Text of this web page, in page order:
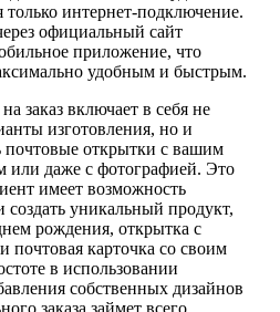
только интернет-подключение.
официальный сайт
приложение, что
удобным и быстрым.
заказ включает в себя не
изготовления, но и
почтовые открытки с вашим
или даже с фотографией. Это
имеет возможность
создать уникальный продукт,
рождения, открытка с
почтовая карточка со своим
в использовании
собственных дизайнов